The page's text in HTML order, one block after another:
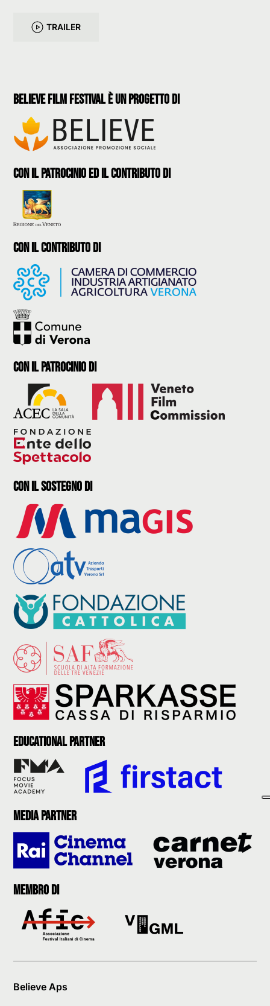
TRAILER
believe film festival è un progetto di
con il patrocinio ed il contributo di
con il contributo di
con il Patrocinio di
con il sostegno di
Educational partner
Media partner
Membro di
Believe Aps